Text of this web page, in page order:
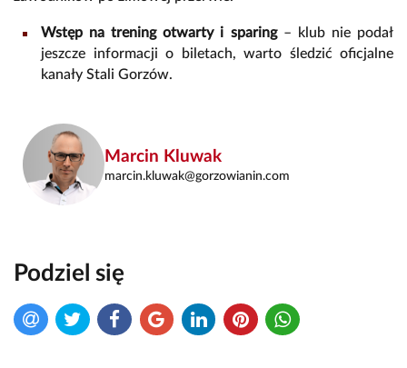
Wstęp na trening otwarty i sparing– klub nie podał
jeszcze informacji o biletach, warto śledzić oficjalne
kanały Stali Gorzów.
Marcin Kluwak
marcin.kluwak@gorzowianin.com
Podziel się